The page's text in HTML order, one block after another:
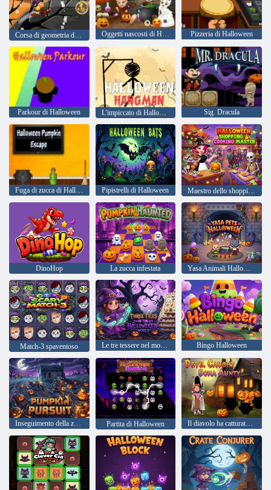
Oggetti nascosti di Halloween Pizzeria di Halloween
Parkour di Halloween L'impiccato di Halloween Sig. Dracula
Fuga di zucca di Halloween Pipistrelli di Halloween Maestro dello shopping e della cucina di Halloween
DinoHop La zucca infestata
Match-3 spaventoso Le tre tessere nel mondo di Halloween Bingo Halloween
Inseguimento della zucca Partita di Halloween Il diavolo ha catturato Sona Aunty